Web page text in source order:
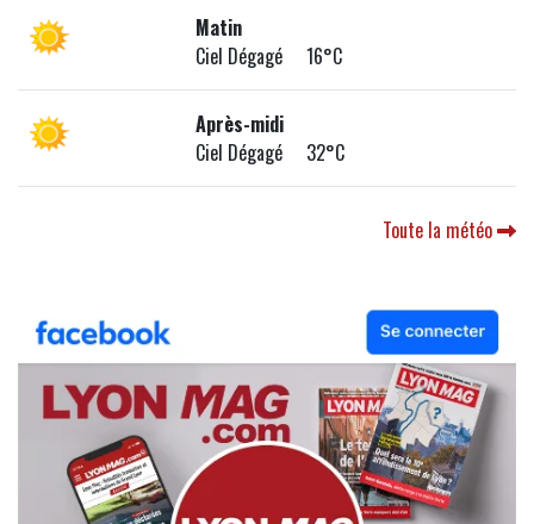
Matin
Ciel Dégagé 16°C
Après-midi
Ciel Dégagé 32°C
Toute la météo